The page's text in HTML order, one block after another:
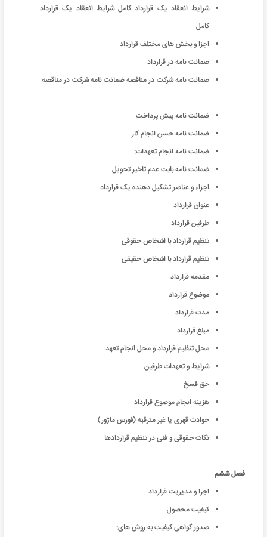
شرایط انعقاد یک قرارداد کامل شرایط انعقاد یک قرارداد
کامل
اجزا و بخش های مختلف قرارداد
ضمانت نامه در قرارداد
ضمانت نامه شرکت در مناقصه ضمانت نامه شرکت در مناقصه
ضمانت نامه پیش پرداخت
ضمانت نامه حسن انجام کار
ضمانت نامه انجام تعهدات:
ضمانت نامه بابت عدم تاخیر تحویل
اجزاء و عناصر تشکیل دهنده یک قرارداد
عنوان قرارداد
طرفین قرارداد
تنظیم قرارداد با اشخاص حقوقی
تنظیم قرارداد با اشخاص حقیقی
مقدمه قرارداد
موضوع قرارداد
مدت قرارداد
مبلغ قرارداد
محل تنظیم قرارداد و محل انجام تعهد
شرایط و تعهدات طرفین
حق فسخ
هزینه انجام موضوع قرارداد
حوادث قهری یا غیر مترقبه (فورس ماژور)
نکات حقوقی و فنی در تنظیم قراردادها
فصل ششم
اجرا و مدیریت قرارداد
کیفیت محصول
صدور گواهی کیفیت به روش های: